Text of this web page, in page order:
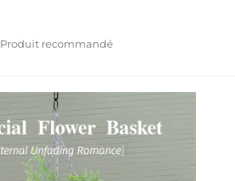
Produit recommandé